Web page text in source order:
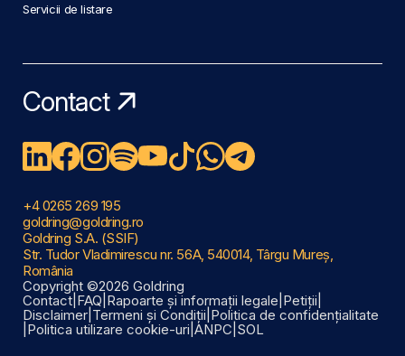
Servicii de listare
Contact
+4 0265 269 195
goldring@goldring.ro
Goldring S.A. (SSIF)
Str. Tudor Vladimirescu nr. 56A, 540014, Târgu Mureș,
România
Copyright ©2026 Goldring
Contact FAQ Rapoarte și informații legale Petiții
Disclaimer Termeni și Condiții Politica de confidențialitate
Politica utilizare cookie-uri ANPC SOL